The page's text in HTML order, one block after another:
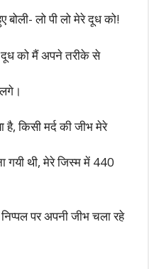
लो पी लो मेरे दूध को!
दूध को मैं अपने तरीके से
किसी मर्द की जीभ मेरे
गयी थी, मेरे जिस्म में 440
पर अपनी जीभ चला रहे